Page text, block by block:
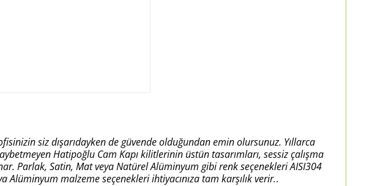
siz dışarıdayken de güvende olduğundan emin olursunuz. Yıllarca
Hatipoğlu Cam Kapı kilitlerinin üstün tasarımları, sessiz çalışma
Parlak, Satin, Mat veya Natürel Alüminyum gibi renk seçenekleri AISI304
Alüminyum malzeme seçenekleri ihtiyacınıza tam karşılık verir..